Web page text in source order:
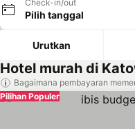
Check-in/out
Pilih tanggal
Urutkan
Hotel murah di
Bagaimana pembayaran
Pilihan Populer